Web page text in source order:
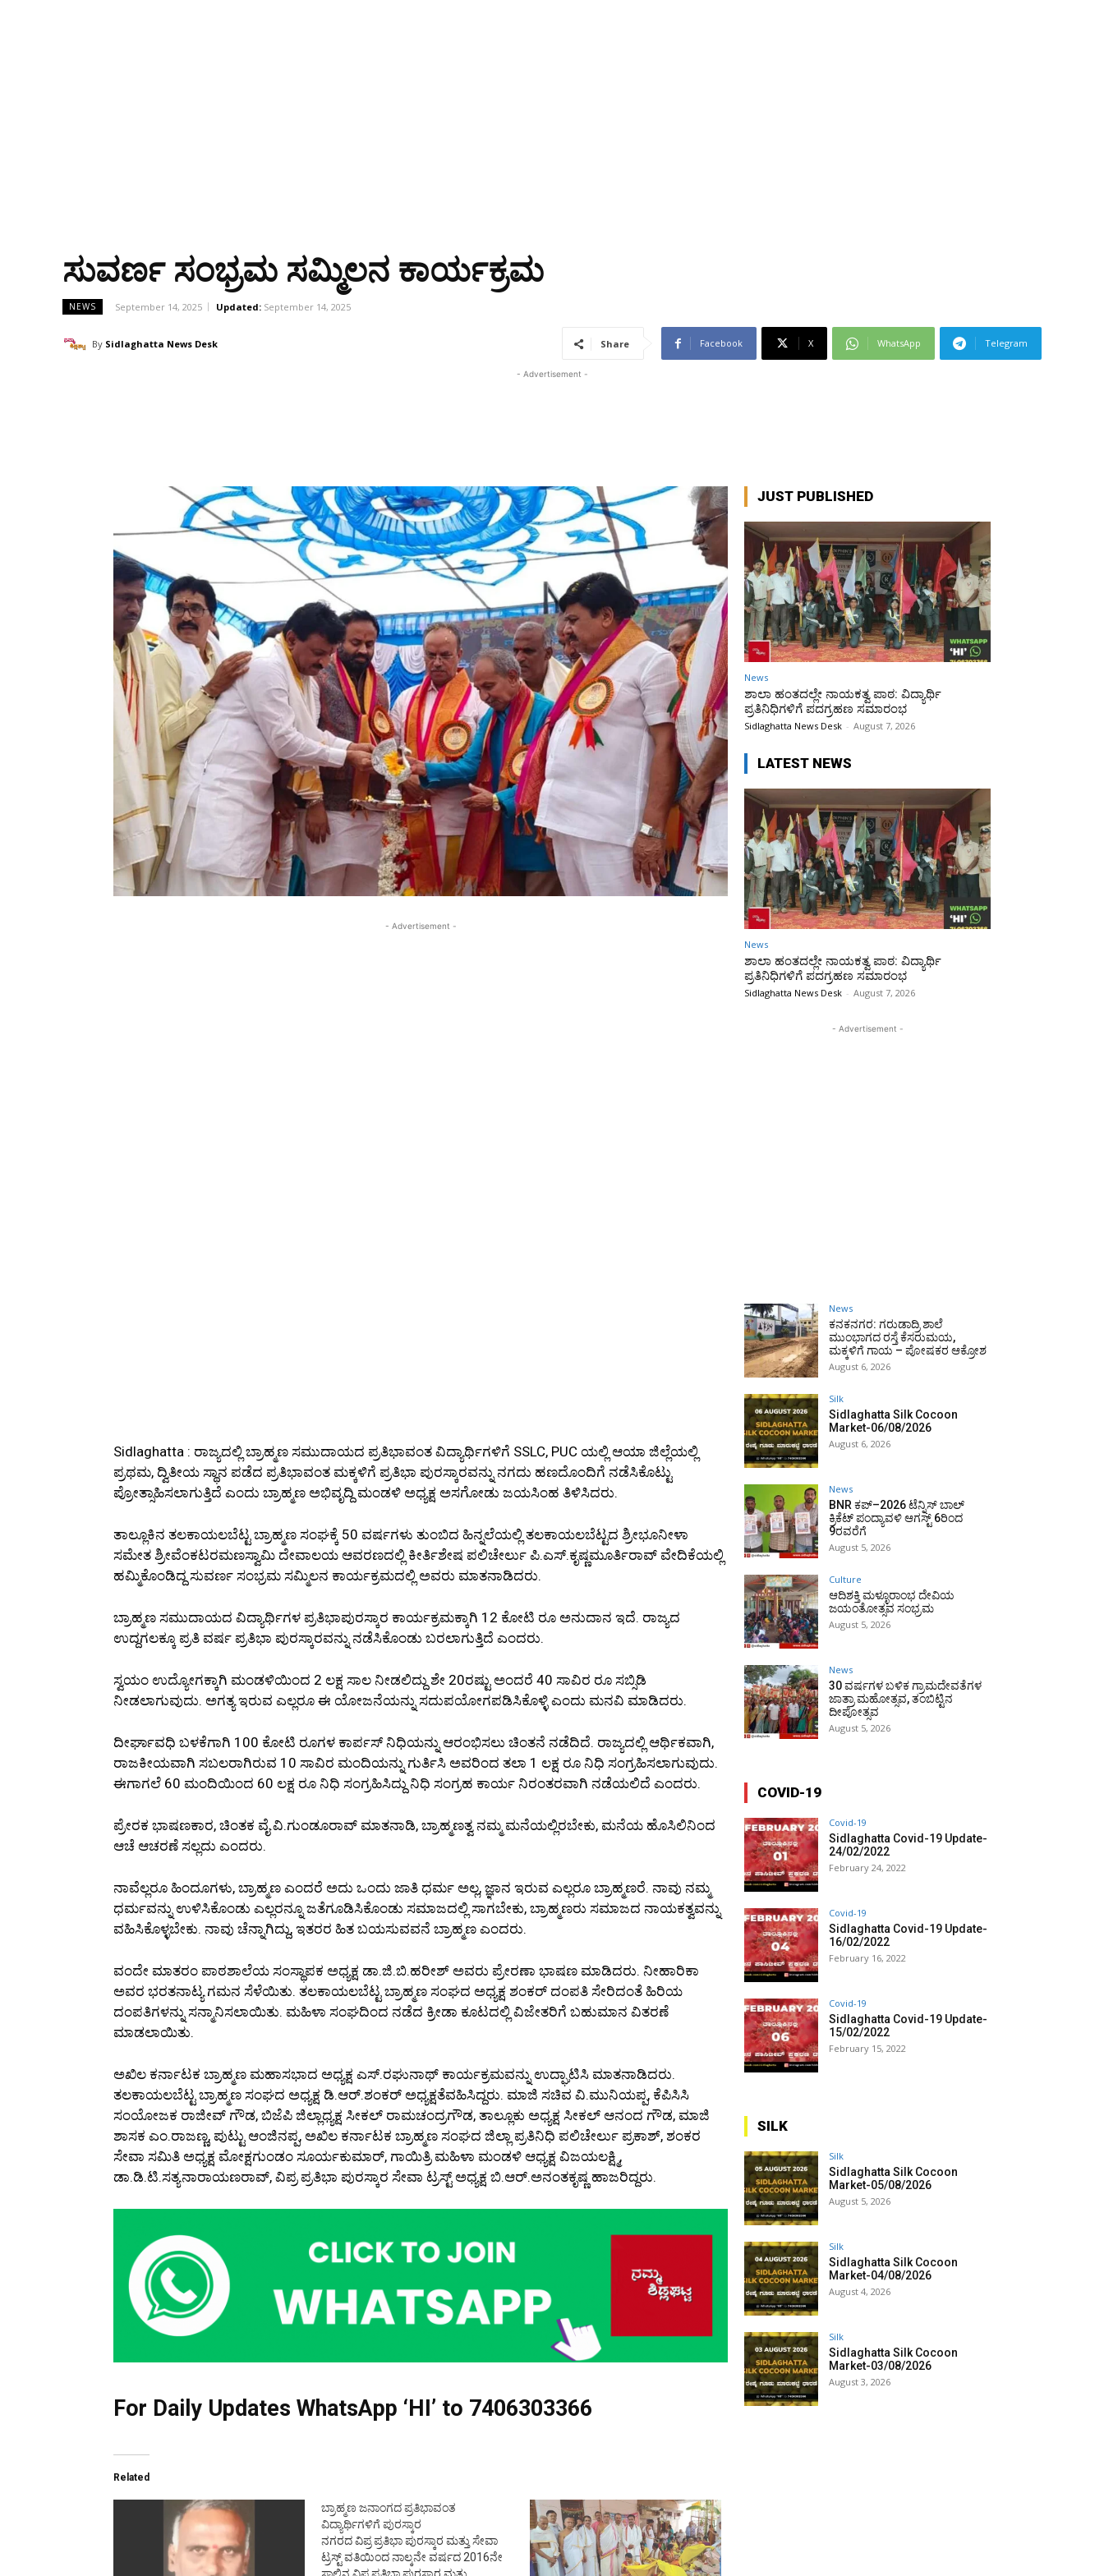
ಸುವರ್ಣ ಸಂಭ್ರಮ ಸಮ್ಮಿಲನ ಕಾರ್ಯಕ್ರಮ
NEWS September 14, 2025 Updated: September 14, 2025
By Sidlaghatta News Desk Share Facebook X WhatsApp Telegram
- Advertisement -
- Advertisement -
Sidlaghatta : ರಾಜ್ಯದಲ್ಲಿ ಬ್ರಾಹ್ಮಣ ಸಮುದಾಯದ ಪ್ರತಿಭಾವಂತ ವಿದ್ಯಾರ್ಥಿಗಳಿಗೆ SSLC, PUC ಯಲ್ಲಿ ಆಯಾ ಜಿಲ್ಲೆಯಲ್ಲಿ
ಪ್ರಥಮ, ದ್ವಿತೀಯ ಸ್ಥಾನ ಪಡೆದ ಪ್ರತಿಭಾವಂತ ಮಕ್ಕಳಿಗೆ ಪ್ರತಿಭಾ ಪುರಸ್ಕಾರವನ್ನು ನಗದು ಹಣದೊಂದಿಗೆ ನಡೆಸಿಕೊಟ್ಟು
ಪ್ರೋತ್ಸಾಹಿಸಲಾಗುತ್ತಿದೆ ಎಂದು ಬ್ರಾಹ್ಮಣ ಅಭಿವೃದ್ದಿ ಮಂಡಳಿ ಅಧ್ಯಕ್ಷ ಅಸಗೋಡು ಜಯಸಿಂಹ ತಿಳಿಸಿದರು.
ತಾಲ್ಲೂಕಿನ ತಲಕಾಯಲಬೆಟ್ಟ ಬ್ರಾಹ್ಮಣ ಸಂಘಕ್ಕೆ 50 ವರ್ಷಗಳು ತುಂಬಿದ ಹಿನ್ನಲೆಯಲ್ಲಿ ತಲಕಾಯಲಬೆಟ್ಟದ ಶ್ರೀಭೂನೀಳಾ
ಸಮೇತ ಶ್ರೀವೆಂಕಟರಮಣಸ್ವಾಮಿ ದೇವಾಲಯ ಆವರಣದಲ್ಲಿ ಕೀರ್ತಿಶೇಷ ಪಲಿಚೇರ್ಲು ಪಿ.ಎಸ್.ಕೃಷ್ಣಮೂರ್ತಿರಾವ್ ವೇದಿಕೆಯಲ್ಲಿ
ಹಮ್ಮಿಕೊಂಡಿದ್ದ ಸುವರ್ಣ ಸಂಭ್ರಮ ಸಮ್ಮಿಲನ ಕಾರ್ಯಕ್ರಮದಲ್ಲಿ ಅವರು ಮಾತನಾಡಿದರು.
ಬ್ರಾಹ್ಮಣ ಸಮುದಾಯದ ವಿದ್ಯಾರ್ಥಿಗಳ ಪ್ರತಿಭಾಪುರಸ್ಕಾರ ಕಾರ್ಯಕ್ರಮಕ್ಕಾಗಿ 12 ಕೋಟಿ ರೂ ಅನುದಾನ ಇದೆ. ರಾಜ್ಯದ
ಉದ್ದಗಲಕ್ಕೂ ಪ್ರತಿ ವರ್ಷ ಪ್ರತಿಭಾ ಪುರಸ್ಕಾರವನ್ನು ನಡೆಸಿಕೊಂಡು ಬರಲಾಗುತ್ತಿದೆ ಎಂದರು.
ಸ್ವಯಂ ಉದ್ಯೋಗಕ್ಕಾಗಿ ಮಂಡಳಿಯಿಂದ 2 ಲಕ್ಷ ಸಾಲ ನೀಡಲಿದ್ದು ಶೇ 20ರಷ್ಟು ಅಂದರೆ 40 ಸಾವಿರ ರೂ ಸಬ್ಸಿಡಿ
ನೀಡಲಾಗುವುದು. ಅಗತ್ಯ ಇರುವ ಎಲ್ಲರೂ ಈ ಯೋಜನೆಯನ್ನು ಸದುಪಯೋಗಪಡಿಸಿಕೊಳ್ಳಿ ಎಂದು ಮನವಿ ಮಾಡಿದರು.
ದೀರ್ಘಾವಧಿ ಬಳಕೆಗಾಗಿ 100 ಕೋಟಿ ರೂಗಳ ಕಾರ್ಪಸ್ ನಿಧಿಯನ್ನು ಆರಂಭಿಸಲು ಚಿಂತನೆ ನಡೆದಿದೆ. ರಾಜ್ಯದಲ್ಲಿ ಆರ್ಥಿಕವಾಗಿ,
ರಾಜಕೀಯವಾಗಿ ಸಬಲರಾಗಿರುವ 10 ಸಾವಿರ ಮಂದಿಯನ್ನು ಗುರ್ತಿಸಿ ಅವರಿಂದ ತಲಾ 1 ಲಕ್ಷ ರೂ ನಿಧಿ ಸಂಗ್ರಹಿಸಲಾಗುವುದು.
ಈಗಾಗಲೆ 60 ಮಂದಿಯಿಂದ 60 ಲಕ್ಷ ರೂ ನಿಧಿ ಸಂಗ್ರಹಿಸಿದ್ದು ನಿಧಿ ಸಂಗ್ರಹ ಕಾರ್ಯ ನಿರಂತರವಾಗಿ ನಡೆಯಲಿದೆ ಎಂದರು.
ಪ್ರೇರಕ ಭಾಷಣಕಾರ, ಚಿಂತಕ ವೈ.ವಿ.ಗುಂಡೂರಾವ್ ಮಾತನಾಡಿ, ಬ್ರಾಹ್ಮಣತ್ವ ನಮ್ಮ ಮನೆಯಲ್ಲಿರಬೇಕು, ಮನೆಯ ಹೊಸಿಲಿನಿಂದ
ಆಚೆ ಆಚರಣೆ ಸಲ್ಲದು ಎಂದರು.
ನಾವೆಲ್ಲರೂ ಹಿಂದೂಗಳು, ಬ್ರಾಹ್ಮಣ ಎಂದರೆ ಅದು ಒಂದು ಜಾತಿ ಧರ್ಮ ಅಲ್ಲ, ಜ್ಞಾನ ಇರುವ ಎಲ್ಲರೂ ಬ್ರಾಹ್ಮಣರೆ. ನಾವು ನಮ್ಮ
ಧರ್ಮವನ್ನು ಉಳಿಸಿಕೊಂಡು ಎಲ್ಲರನ್ನೂ ಜತೆಗೂಡಿಸಿಕೊಂಡು ಸಮಾಜದಲ್ಲಿ ಸಾಗಬೇಕು, ಬ್ರಾಹ್ಮಣರು ಸಮಾಜದ ನಾಯಕತ್ವವನ್ನು
ವಹಿಸಿಕೊಳ್ಳಬೇಕು. ನಾವು ಚೆನ್ನಾಗಿದ್ದು, ಇತರರ ಹಿತ ಬಯಸುವವನೆ ಬ್ರಾಹ್ಮಣ ಎಂದರು.
ವಂದೇ ಮಾತರಂ ಪಾಠಶಾಲೆಯ ಸಂಸ್ಥಾಪಕ ಅಧ್ಯಕ್ಷ ಡಾ.ಜಿ.ಬಿ.ಹರೀಶ್ ಅವರು ಪ್ರೇರಣಾ ಭಾಷಣ ಮಾಡಿದರು. ನೀಹಾರಿಕಾ
ಅವರ ಭರತನಾಟ್ಯ ಗಮನ ಸೆಳೆಯಿತು. ತಲಕಾಯಲಬೆಟ್ಟ ಬ್ರಾಹ್ಮಣ ಸಂಘದ ಅಧ್ಯಕ್ಷ ಶಂಕರ್ ದಂಪತಿ ಸೇರಿದಂತೆ ಹಿರಿಯ
ದಂಪತಿಗಳನ್ನು ಸನ್ಮಾನಿಸಲಾಯಿತು. ಮಹಿಳಾ ಸಂಘದಿಂದ ನಡೆದ ಕ್ರೀಡಾ ಕೂಟದಲ್ಲಿ ವಿಜೇತರಿಗೆ ಬಹುಮಾನ ವಿತರಣೆ
ಮಾಡಲಾಯಿತು.
ಅಖಿಲ ಕರ್ನಾಟಕ ಬ್ರಾಹ್ಮಣ ಮಹಾಸಭಾದ ಅಧ್ಯಕ್ಷ ಎಸ್.ರಘುನಾಥ್ ಕಾರ್ಯಕ್ರಮವನ್ನು ಉದ್ಘಾಟಿಸಿ ಮಾತನಾಡಿದರು.
ತಲಕಾಯಲಬೆಟ್ಟ ಬ್ರಾಹ್ಮಣ ಸಂಘದ ಅಧ್ಯಕ್ಷ ಡಿ.ಆರ್.ಶಂಕರ್ ಅಧ್ಯಕ್ಷತೆವಹಿಸಿದ್ದರು. ಮಾಜಿ ಸಚಿವ ವಿ.ಮುನಿಯಪ್ಪ, ಕೆಪಿಸಿಸಿ
ಸಂಯೋಜಕ ರಾಜೀವ್‌ ಗೌಡ, ಬಿಜೆಪಿ ಜಿಲ್ಲಾಧ್ಯಕ್ಷ ಸೀಕಲ್ ರಾಮಚಂದ್ರಗೌಡ, ತಾಲ್ಲೂಕು ಅಧ್ಯಕ್ಷ ಸೀಕಲ್ ಆನಂದ ಗೌಡ, ಮಾಜಿ
ಶಾಸಕ ಎಂ.ರಾಜಣ್ಣ, ಪುಟ್ಟು ಆಂಜಿನಪ್ಪ, ಅಖಿಲ ಕರ್ನಾಟಕ ಬ್ರಾಹ್ಮಣ ಸಂಘದ ಜಿಲ್ಲಾ ಪ್ರತಿನಿಧಿ ಪಲಿಚೇರ್ಲು ಪ್ರಕಾಶ್, ಶಂಕರ
ಸೇವಾ ಸಮಿತಿ ಅಧ್ಯಕ್ಷ ಮೋಕ್ಷಗುಂಡಂ ಸೂರ್ಯಕುಮಾರ್, ಗಾಯಿತ್ರಿ ಮಹಿಳಾ ಮಂಡಳಿ ಆಧ್ಯಕ್ಷ ವಿಜಯಲಕ್ಷ್ಮಿ,
ಡಾ.ಡಿ.ಟಿ.ಸತ್ಯನಾರಾಯಣರಾವ್, ವಿಪ್ರ ಪ್ರತಿಭಾ ಪುರಸ್ಕಾರ ಸೇವಾ ಟ್ರಸ್ಟ್ ಅಧ್ಯಕ್ಷ ಬಿ.ಆರ್.ಅನಂತಕೃಷ್ಣ ಹಾಜರಿದ್ದರು.
For Daily Updates WhatsApp ‘HI’ to 7406303366
Related
ಬ್ರಾಹ್ಮಣ ಜನಾಂಗದ ಪ್ರತಿಭಾವಂತ
ವಿದ್ಯಾರ್ಥಿಗಳಿಗೆ ಪುರಸ್ಕಾರ
ನಗರದ ವಿಪ್ರ ಪ್ರತಿಭಾ ಪುರಸ್ಕಾರ ಮತ್ತು ಸೇವಾ
ಟ್ರಸ್ಟ್ ವತಿಯಿಂದ ನಾಲ್ಕನೇ ವರ್ಷದ 2016ನೇ
ಸಾಲಿನ ವಿಪ್ರ ಪ್ರತಿಭಾ ಪುರಸ್ಕಾರ ಮತ್ತು
JUST PUBLISHED
News
ಶಾಲಾ ಹಂತದಲ್ಲೇ ನಾಯಕತ್ವ ಪಾಠ: ವಿದ್ಯಾರ್ಥಿ
ಪ್ರತಿನಿಧಿಗಳಿಗೆ ಪದಗ್ರಹಣ ಸಮಾರಂಭ
Sidlaghatta News Desk - August 7, 2026
LATEST NEWS
News
ಶಾಲಾ ಹಂತದಲ್ಲೇ ನಾಯಕತ್ವ ಪಾಠ: ವಿದ್ಯಾರ್ಥಿ
ಪ್ರತಿನಿಧಿಗಳಿಗೆ ಪದಗ್ರಹಣ ಸಮಾರಂಭ
Sidlaghatta News Desk - August 7, 2026
- Advertisement -
News
ಕನಕನಗರ: ಗರುಡಾದ್ರಿ ಶಾಲೆ
ಮುಂಭಾಗದ ರಸ್ತೆ ಕೆಸರುಮಯ,
ಮಕ್ಕಳಿಗೆ ಗಾಯ – ಪೋಷಕರ ಆಕ್ರೋಶ
August 6, 2026
Silk
Sidlaghatta Silk Cocoon
Market-06/08/2026
August 6, 2026
News
BNR ಕಪ್–2026 ಟೆನ್ನಿಸ್ ಬಾಲ್
ಕ್ರಿಕೆಟ್ ಪಂದ್ಯಾವಳಿ ಆಗಸ್ಟ್ 6ರಿಂದ
9ರವರೆಗೆ
August 5, 2026
Culture
ಆದಿಶಕ್ತಿ ಮಳ್ಳೂರಾಂಭ ದೇವಿಯ
ಜಯಂತೋತ್ಸವ ಸಂಭ್ರಮ
August 5, 2026
News
30 ವರ್ಷಗಳ ಬಳಿಕ ಗ್ರಾಮದೇವತೆಗಳ
ಜಾತ್ರಾ ಮಹೋತ್ಸವ, ತಂಬಿಟ್ಟಿನ
ದೀಪೋತ್ಸವ
August 5, 2026
COVID-19
Covid-19
Sidlaghatta Covid-19 Update-
24/02/2022
February 24, 2022
Covid-19
Sidlaghatta Covid-19 Update-
16/02/2022
February 16, 2022
Covid-19
Sidlaghatta Covid-19 Update-
15/02/2022
February 15, 2022
SILK
Silk
Sidlaghatta Silk Cocoon
Market-05/08/2026
August 5, 2026
Silk
Sidlaghatta Silk Cocoon
Market-04/08/2026
August 4, 2026
Silk
Sidlaghatta Silk Cocoon
Market-03/08/2026
August 3, 2026